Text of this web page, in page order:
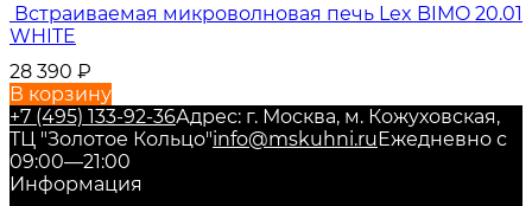
Встраиваемая микроволновая печь Lex BIMO 20.01
WHITE
28 390 ₽
В корзину
+7 (495) 133-92-36Адрес: г. Москва, м. Кожуховская,
ТЦ "Золотое Кольцо"info@mskuhni.ruЕжедневно с
09:00—21:00
Информация